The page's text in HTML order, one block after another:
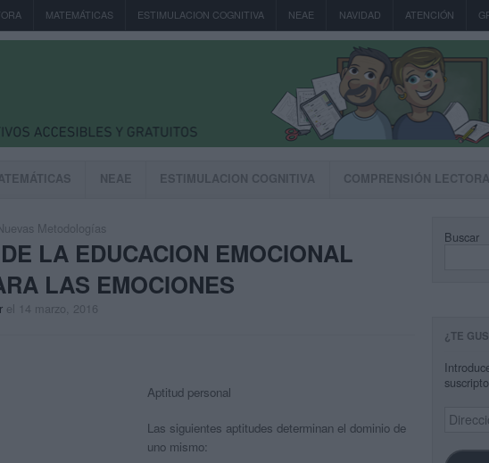
MATEMÁTICAS ESTIMULACION COGNITIVA NEAE NAVIDAD ATENCIÓN
NEAE ESTIMULACION COGNITIVA COMPRENSIÓN LECTORA
Metodologías
LA EDUCACION EMOCIONAL
LAS EMOCIONES
el 14 marzo, 2016
Aptitud personal
Las siguientes aptitudes determinan el dominio de
uno mismo:
Buscar
¿TE
Dirección
de